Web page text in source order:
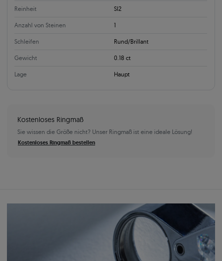
Reinheit SI2
Anzahl von Steinen 1
Schleifen Rund/Brillant
Gewicht 0.18 ct
Lage Haupt
Kostenloses Ringmaß
Sie wissen die Größe nicht? Unser Ringmaß ist eine ideale Lösung!
Kostenloses Ringmaß bestellen